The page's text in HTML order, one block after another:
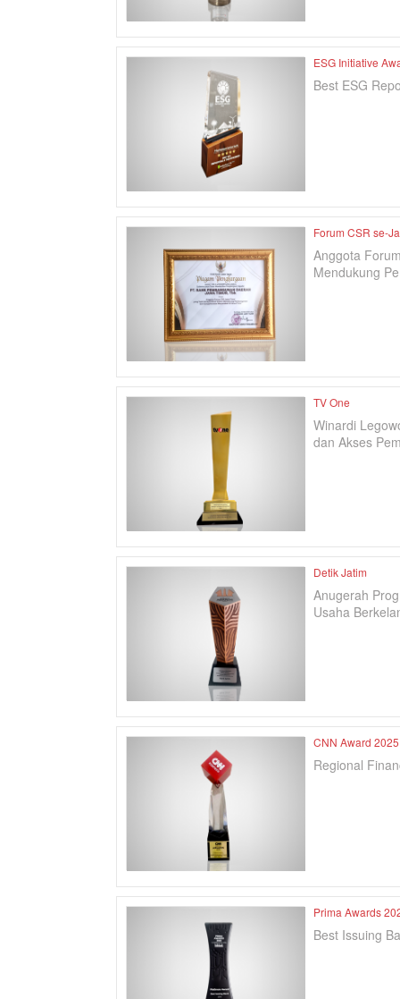
ESG Initiative
Best ESG
Forum CSR se-
Anggota
Mendukung
TV One
Winardi
dan Akses
Detik Jatim
Anugerah
Usaha
CNN Award 2025
Regional
Prima Awards
Best Issuing